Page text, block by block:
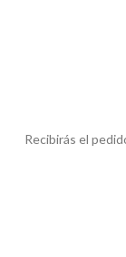
Recibirás el